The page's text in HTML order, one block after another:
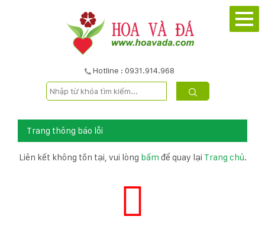
Hotline : 0931.914.968
Trang thông báo lỗi
Liên kết không tồn tại, vui lòng bấm để quay lại Trang chủ.